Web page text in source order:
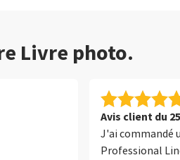
Livre photo.
Avis client du
J'ai commandé
Professional